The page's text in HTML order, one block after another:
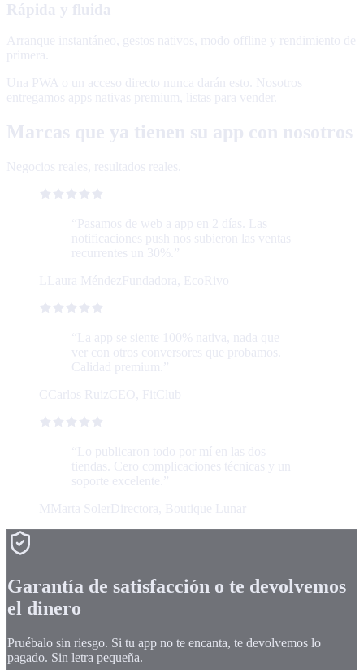
Rápida y fluida
Arranque instantáneo, gestos nativos, modo offline y rendimiento de
primera.
Una PWA o un acceso directo nunca darán esto. Nosotros
entregamos apps nativas premium, listas para vender.
Marcas que ya tienen su app con nosotros
Negocios reales, resultados reales.
“ Pasamos de web a app en 2 días. Las
notificaciones push nos subieron las ventas
recurrentes un 30%.
”
L Laura MéndezFundadora, EcoRivo
“ La app se siente 100% nativa, nada que
ver con otros conversores que probamos.
Calidad premium. ”
C Carlos RuizCEO, FitClub
“ Lo publicaron todo por mí en las dos
tiendas. Cero complicaciones técnicas y un
soporte excelente. ”
M Marta Soler Directora, Boutique Lunar
Garantía de satisfacción o te devolvemos
el dinero
Pruébalo sin riesgo. Si tu app no te encanta, te devolvemos lo
pagado. Sin letra pequeña.